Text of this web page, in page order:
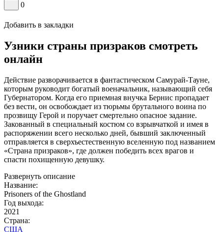
0
Добавить в закладки
Узники страны призраков смотреть
онлайн
Действие разворачивается в фантастическом Самурай-Тауне,
которым руководит богатый военачальник, называющий себя
Губернатором. Когда его приемная внучка Бернис пропадает
без вести, он освобождает из тюрьмы брутального воина по
прозвищу Герой и поручает смертельно опасное задание.
Закованный в специальный костюм со взрывчаткой и имея в
распоряжении всего несколько дней, бывший заключенный
отправляется в сверхъестественную вселенную под названием
«Страна призраков», где должен победить всех врагов и
спасти похищенную девушку.
Развернуть описание
Название:
Prisoners of the Ghostland
Год выхода:
2021
Страна:
США